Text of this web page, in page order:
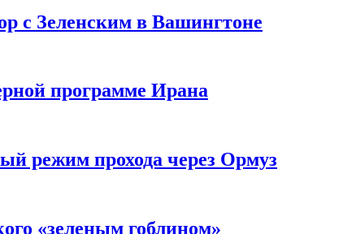
с Зеленским в Вашингтоне
программе Ирана
режим прохода через Ормуз
«зеленым гоблином»